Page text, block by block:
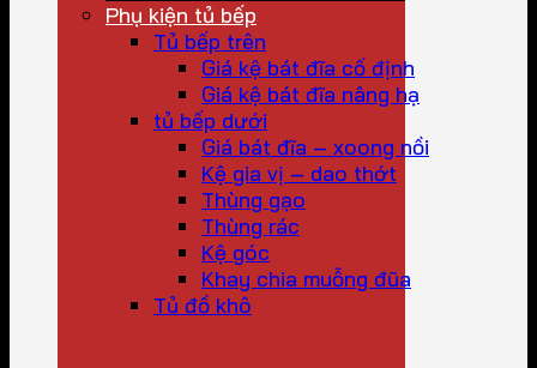
Phụ kiện tủ bếp
Tủ bếp trên
Giá kệ bát đĩa cố định
Giá kệ bát đĩa nâng hạ
tủ bếp dưới
Giá bát đĩa – xoong nồi
Kệ gia vị – dao thớt
Thùng gạo
Thùng rác
Kệ góc
Khay chia muỗng đũa
Tủ đồ khô